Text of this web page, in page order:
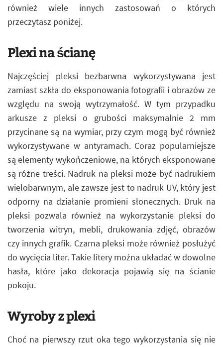
również wiele innych zastosowań o których
przeczytasz poniżej.
Plexi na ścianę
Najczęściej pleksi bezbarwna wykorzystywana jest
zamiast szkła do eksponowania fotografii i obrazów ze
względu na swoją wytrzymałość. W tym przypadku
arkusze z pleksi o grubości maksymalnie 2 mm
przycinane są na wymiar, przy czym mogą być również
wykorzystywane w antyramach. Coraz popularniejsze
są elementy wykończeniowe, na których eksponowane
są różne treści. Nadruk na pleksi może być nadrukiem
wielobarwnym, ale zawsze jest to nadruk UV, który jest
odporny na działanie promieni słonecznych. Druk na
pleksi pozwala również na wykorzystanie pleksi do
tworzenia witryn, mebli, drukowania zdjęć, obrazów
czy innych grafik. Czarna pleksi może również posłużyć
do wycięcia liter. Takie litery można układać w dowolne
hasła, które jako dekoracja pojawią się na ścianie
pokoju.
Wyroby z plexi
Choć na pierwszy rzut oka tego wykorzystania się nie